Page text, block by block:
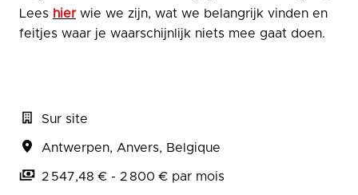
Lees hierwie we zijn, wat we belangrijk vinden en
feitjes waar je waarschijnlijk niets mee gaat doen.
Sur site
Antwerpen, Anvers, Belgique
2 547,48 € - 2 800 € par mois